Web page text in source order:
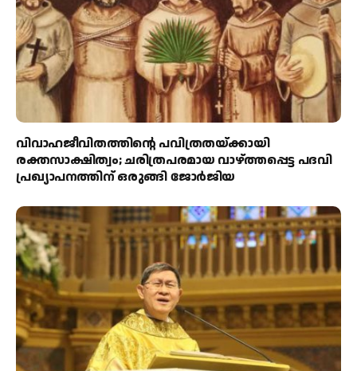
വിവാഹജീവിതത്തിന്റെ പവിത്രതയ്ക്കായി
രക്തസാക്ഷിത്വം; ചരിത്രപരമായ വാഴ്ത്തപ്പെട്ട പദവി
പ്രഖ്യാപനത്തിന് ഒരുങ്ങി ജോര്‍ജിയ